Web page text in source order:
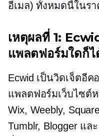
อีเมล) ทั้งหมดนี้ในร
เหตุผลที่ 1:
แพลตฟอร์มใดก็ไ
Ecwid เป็นวิดเจ็ตอี
แพลตฟอร์มเว็บไซต์
Wix, Weebly,
Tumblr, Blogger แ